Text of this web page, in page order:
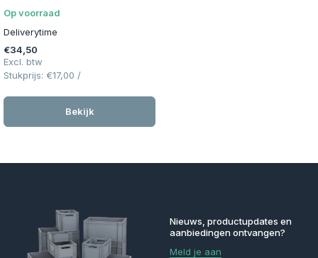
Op voorraad
Deliverytime
€34,50
Excl. btw
Stukprijs: €17,00 /
Bekijk
Nieuws, productupdates en
aanbiedingen ontvangen?
Meld je aan